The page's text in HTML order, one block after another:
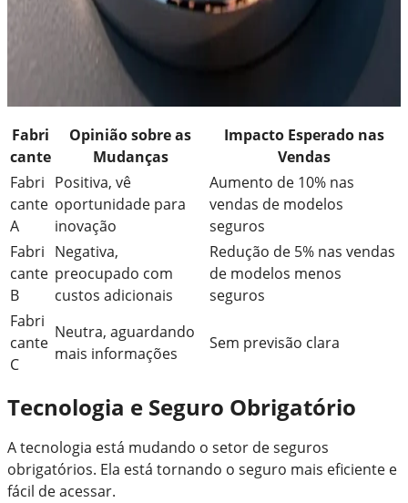
Fabri
cante
Opinião sobre as
Mudanças
Impacto Esperado nas
Vendas
Fabri
cante
A
Positiva, vê
oportunidade para
inovação
Aumento de 10% nas
vendas de modelos
seguros
Fabri
cante
B
Negativa,
preocupado com
custos adicionais
Redução de 5% nas vendas
de modelos menos
seguros
Fabri
cante
C
Neutra, aguardando
mais informações
Sem previsão clara
Tecnologia e Seguro Obrigatório
A tecnologia está mudando o setor de seguros
obrigatórios. Ela está tornando o seguro mais eficiente e
fácil de acessar.